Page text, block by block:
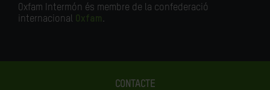
Oxfam Intermón és membre de la confederació
internacional Oxfam.
CONTACTE